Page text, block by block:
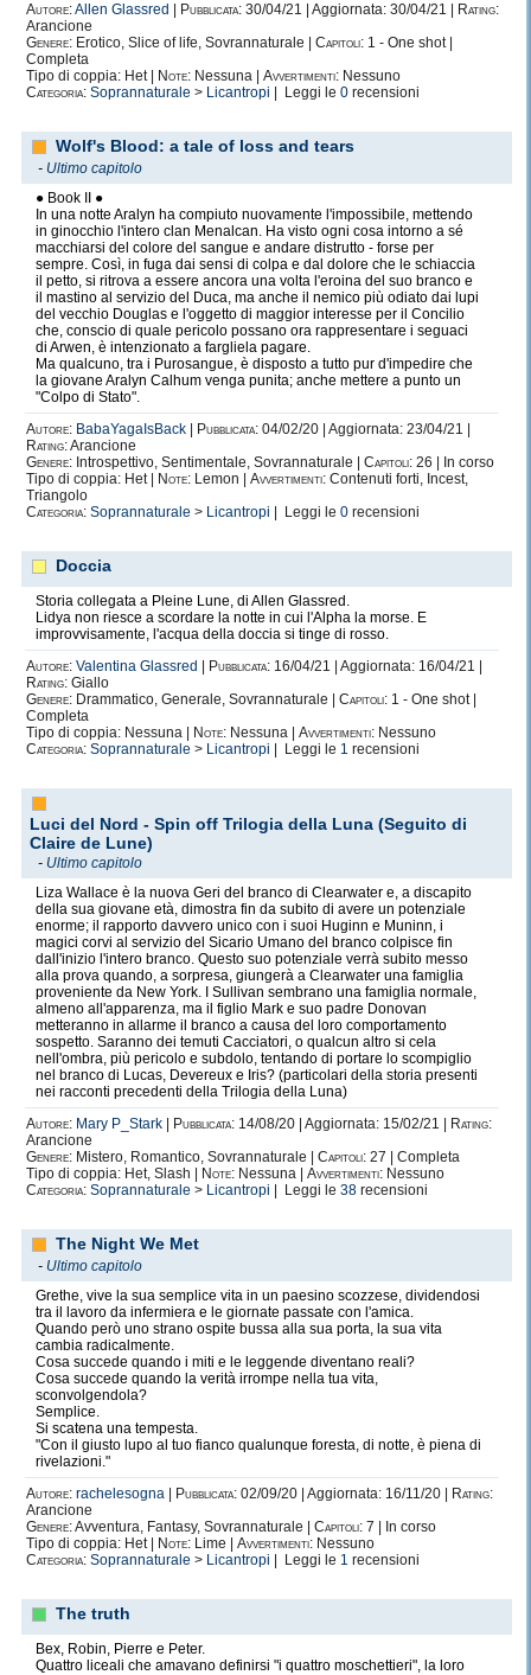
Autore:Allen Glassred Pubblicata: 30/04/21 | Aggiornata: 30/04/21 |
Rating:
Arancione
Genere: Erotico, Slice of life, Sovrannaturale | Capitoli: 1 - One shot |
Completa
Tipo di coppia: Het |
Note: Nessuna | Avvertimenti: Nessuno
Categoria: Soprannaturale > Licantropi | Leggi le 0 recensioni
Wolf's Blood: a tale of loss and tears
- Ultimo capitolo
● Book II ●
In una notte Aralyn ha compiuto nuovamente l'impossibile, mettendo
in ginocchio l'intero clan Menalcan. Ha visto ogni cosa intorno a sé
macchiarsi del colore del sangue e andare distrutto - forse per
sempre. Così, in fuga dai sensi di colpa e dal dolore che le schiaccia
il petto, si ritrova a essere ancora una volta l'eroina del suo branco e
il mastino al servizio del Duca, ma anche il nemico più odiato dai lupi
del vecchio Douglas e l'oggetto di maggior interesse per il Concilio
che, conscio di quale pericolo possano ora rappresentare i seguaci
di Arwen, è intenzionato a fargliela pagare.
Ma qualcuno, tra i Purosangue, è disposto a tutto pur d'impedire che
la giovane Aralyn Calhum venga punita; anche mettere a punto un
"Colpo di Stato".
Autore: BabaYagaIsBack Pubblicata: 04/02/20 | Aggiornata: 23/04/21 |
Rating:Arancione
Genere: Introspettivo, Sentimentale, Sovrannaturale | Capitoli: 26 | In corso
Tipo di coppia: Het |
Note: Lemon | Avvertimenti: Contenuti forti, Incest,
Triangolo
Categoria: Soprannaturale > Licantropi | Leggi le 0 recensioni
Doccia
Storia collegata a Pleine Lune, di Allen Glassred.
Lidya non riesce a scordare la notte in cui l'Alpha la morse. E
improvvisamente, l'acqua della doccia si tinge di rosso.
Autore: Valentina Glassred Pubblicata: 16/04/21 | Aggiornata: 16/04/21 |
Rating: Giallo
Genere: Drammatico, Generale, Sovrannaturale | Capitoli: 1 - One shot |
Completa
Tipo di coppia: Nessuna |
Note: Nessuna | Avvertimenti: Nessuno
Categoria: Soprannaturale > Licantropi | Leggi le 1 recensioni
Luci del Nord - Spin off Trilogia della Luna (Seguito di
Claire de Lune)
- Ultimo capitolo
Liza Wallace è la nuova Geri del branco di Clearwater e, a discapito
della sua giovane età, dimostra fin da subito di avere un potenziale
enorme; il rapporto davvero unico con i suoi Huginn e Muninn, i
magici corvi al servizio del Sicario Umano del branco colpisce fin
dall'inizio l'intero branco. Questo suo potenziale verrà subito messo
alla prova quando, a sorpresa, giungerà a Clearwater una famiglia
proveniente da New York. I Sullivan sembrano una famiglia normale,
almeno all'apparenza, ma il figlio Mark e suo padre Donovan
metteranno in allarme il branco a causa del loro comportamento
sospetto. Saranno dei temuti Cacciatori, o qualcun altro si cela
nell'ombra, più pericolo e subdolo, tentando di portare lo scompiglio
nel branco di Lucas, Devereux e Iris? (particolari della storia presenti
nei racconti precedenti della Trilogia della Luna)
Autore: Mary P_Stark Pubblicata: 14/08/20 | Aggiornata: 15/02/21 |
Rating:
Arancione
Genere: Mistero, Romantico, Sovrannaturale | Capitoli: 27 | Completa
Tipo di coppia: Het, Slash |
Note: Nessuna | Avvertimenti: Nessuno
Categoria: Soprannaturale > Licantropi | Leggi le 38 recensioni
The Night We Met
- Ultimo capitolo
Grethe, vive la sua semplice vita in un paesino scozzese, dividendosi
tra il lavoro da infermiera e le giornate passate con l'amica.
Quando però uno strano ospite bussa alla sua porta, la sua vita
cambia radicalmente.
Cosa succede quando i miti e le leggende diventano reali?
Cosa succede quando la verità irrompe nella tua vita,
sconvolgendola?
Semplice.
Si scatena una tempesta.
"Con il giusto lupo al tuo fianco qualunque foresta, di notte, è piena di
rivelazioni."
Autore: rachelesogna Pubblicata: 02/09/20 | Aggiornata: 16/11/20 |
Rating:
Arancione
Genere:Avventura, Fantasy, Sovrannaturale | Capitoli: 7 | In corso
Tipo di coppia: Het |
Note: Lime | Avvertimenti: Nessuno
Categoria: Soprannaturale > Licantropi | Leggi le 1 recensioni
The truth
Bex, Robin, Pierre e Peter.
Quattro liceali che amavano definirsi "i quattro moschettieri", la loro